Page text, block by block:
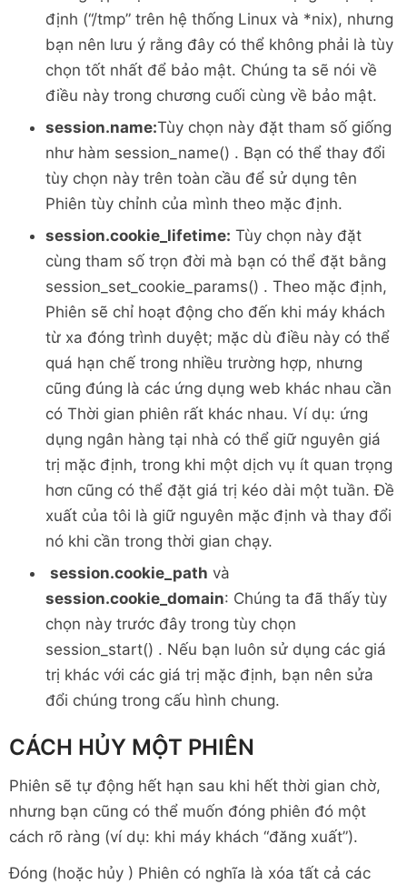
định (“/tmp” trên hệ thống Linux và *nix), nhưng
bạn nên lưu ý rằng đây có thể không phải là tùy
chọn tốt nhất để bảo mật. Chúng ta sẽ nói về
điều này trong chương cuối cùng về bảo mật.
session.name:Tùy chọn này đặt tham số giống
như hàm session_name() . Bạn có thể thay đổi
tùy chọn này trên toàn cầu để sử dụng tên
Phiên tùy chỉnh của mình theo mặc định.
session.cookie_lifetime: Tùy chọn này đặt
cùng tham số trọn đời mà bạn có thể đặt bằng
session_set_cookie_params() . Theo mặc định,
Phiên sẽ chỉ hoạt động cho đến khi máy khách
từ xa đóng trình duyệt; mặc dù điều này có thể
quá hạn chế trong nhiều trường hợp, nhưng
cũng đúng là các ứng dụng web khác nhau cần
có Thời gian phiên rất khác nhau. Ví dụ: ứng
dụng ngân hàng tại nhà có thể giữ nguyên giá
trị mặc định, trong khi một dịch vụ ít quan trọng
hơn cũng có thể đặt giá trị kéo dài một tuần. Đề
xuất của tôi là giữ nguyên mặc định và thay đổi
nó khi cần trong thời gian chạy.
session.cookie_path và
session.cookie_domain: Chúng ta đã thấy tùy
chọn này trước đây trong tùy chọn
session_start() . Nếu bạn luôn sử dụng các giá
trị khác với các giá trị mặc định, bạn nên sửa
đổi chúng trong cấu hình chung.
CÁCH HỦY MỘT PHIÊN
Phiên sẽ tự động hết hạn sau khi hết thời gian chờ,
nhưng bạn cũng có thể muốn đóng phiên đó một
cách rõ ràng (ví dụ: khi máy khách “đăng xuất”).
Đóng (hoặc hủy ) Phiên có nghĩa là xóa tất cả các